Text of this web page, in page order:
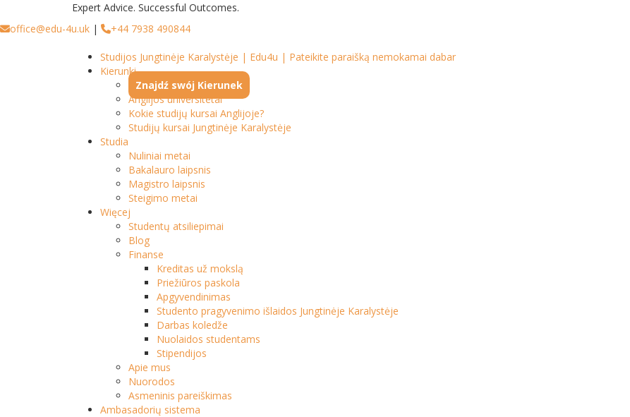
Expert Advice. Successful Outcomes.
office@edu-4u.uk | +44 7938 490844
Studijos Jungtinėje Karalystėje | Edu4u | Pateikite paraišką nemokamai dabar
Kierunki
Znajdź swój Kierunek
Anglijos universitetai
Kokie studijų kursai Anglijoje?
Studijų kursai Jungtinėje Karalystėje
Studia
Nuliniai metai
Bakalauro laipsnis
Magistro laipsnis
Steigimo metai
Więcej
Studentų atsiliepimai
Blog
Finanse
Kreditas už mokslą
Priežiūros paskola
Apgyvendinimas
Studento pragyvenimo išlaidos Jungtinėje Karalystėje
Darbas koledže
Nuolaidos studentams
Stipendijos
Apie mus
Nuorodos
Asmeninis pareiškimas
Ambasadorių sistema